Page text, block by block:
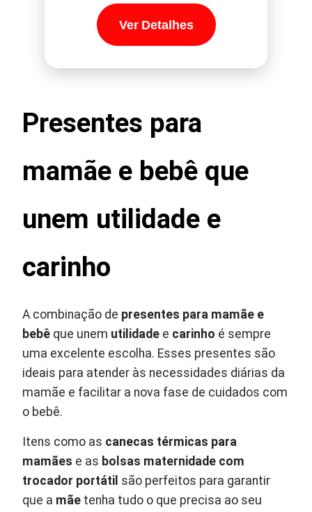
Ver Detalhes
Presentes para
mamãe e bebê que
unem utilidade e
carinho
A combinação de presentes para mamãe e
bebê que unem utilidade e carinho é sempre
uma excelente escolha. Esses presentes são
ideais para atender às necessidades diárias da
mamãe e facilitar a nova fase de cuidados com
o bebê.
Itens como as canecas térmicas para
mamães e as bolsas maternidade com
trocador portátil são perfeitos para garantir
que a mãe tenha tudo o que precisa ao seu